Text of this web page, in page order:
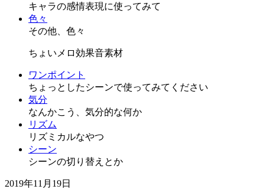
キャラの感情表現に使ってみて
色々
その他、色々
ちょいメロ効果音素材
ワンポイント
ちょっとしたシーンで使ってみてください
気分
なんかこう、気分的な何か
リズム
リズミカルなやつ
シーン
シーンの切り替えとか
2019年11月19日